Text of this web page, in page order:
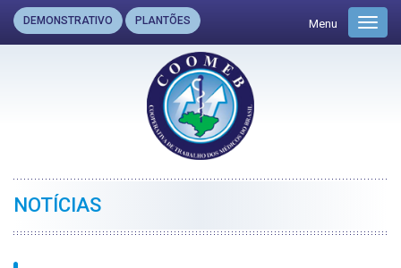
DEMONSTRATIVO PLANTÕES Menu
NOTÍCIAS